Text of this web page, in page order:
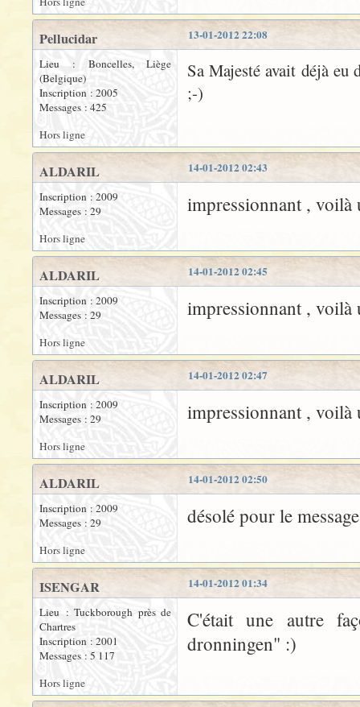
13-01-2012 22:08
Pellucidar
Lieu : Boncelles, Liège
(Belgique)
Inscription : 2005
Messages : 425
Sa Majesté avait déjà
;-)
Hors ligne
14-01-2012 02:43
ALDARIL
Inscription : 2009
Messages : 29
impressionnant ,
Hors ligne
14-01-2012 02:45
ALDARIL
Inscription : 2009
Messages : 29
impressionnant ,
Hors ligne
14-01-2012 02:47
ALDARIL
Inscription : 2009
Messages : 29
impressionnant ,
Hors ligne
14-01-2012 02:50
ALDARIL
Inscription : 2009
Messages : 29
désolé pour le
Hors ligne
14-01-2012 01:34
ISENGAR
Lieu : Tuckborough près de
Chartres
Inscription : 2001
Messages : 5 117
C'était une autre
dronningen" :)
Hors ligne